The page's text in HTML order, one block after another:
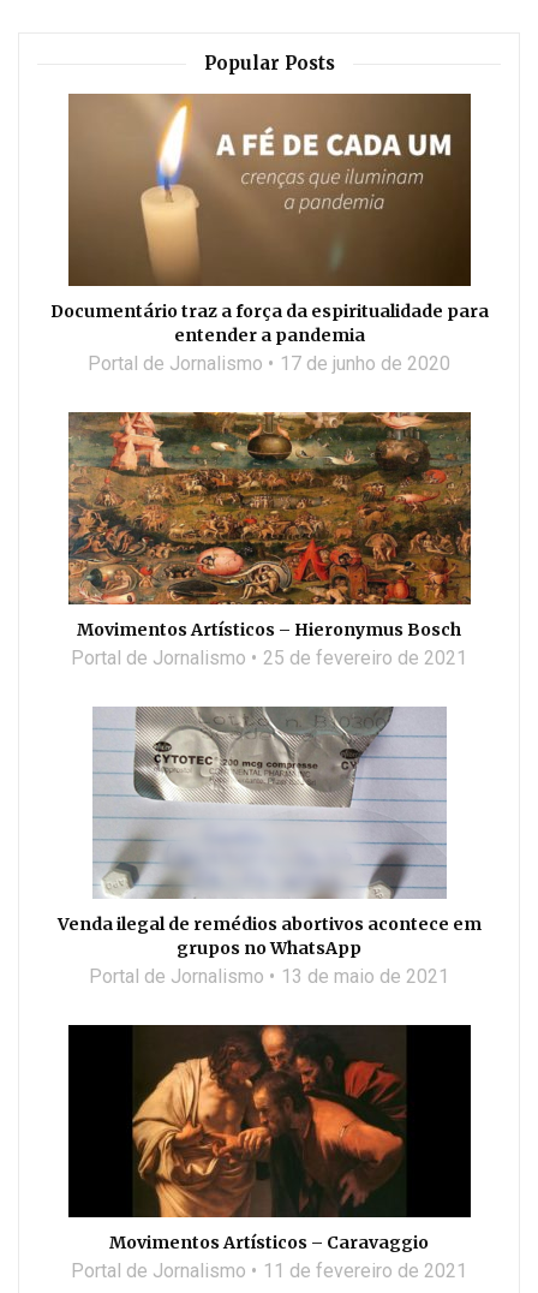
Popular Posts
Documentário traz a força da espiritualidade para
entender a pandemia
Portal de Jornalismo 17 de junho de 2020
Movimentos Artísticos – Hieronymus Bosch
Portal de Jornalismo 25 de fevereiro de 2021
Venda ilegal de remédios abortivos acontece em
grupos no WhatsApp
Portal de Jornalismo 13 de maio de 2021
Movimentos Artísticos – Caravaggio
Portal de Jornalismo 11 de fevereiro de 2021